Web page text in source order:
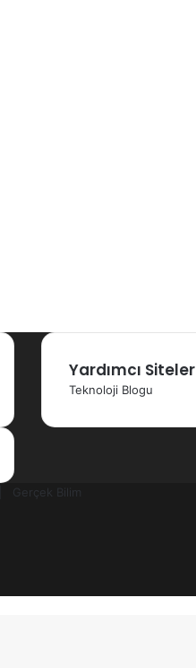
Yardımcı Siteler
Teknoloji Blogu
| Gerçek Bilim